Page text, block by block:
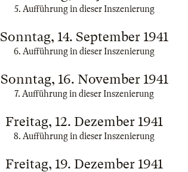
5. Aufführung in dieser Inszenierung
Sonntag, 14. September 1941
6. Aufführung in dieser Inszenierung
Sonntag, 16. November 1941
7. Aufführung in dieser Inszenierung
Freitag, 12. Dezember 1941
8. Aufführung in dieser Inszenierung
Freitag, 19. Dezember 1941